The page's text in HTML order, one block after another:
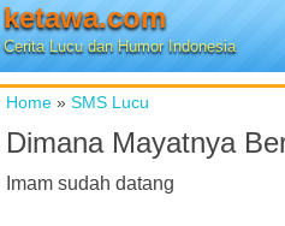
ketawa.com
Cerita Lucu dan Humor Indonesia
Home » SMS Lucu
Dimana Mayatnya
Imam sudah datang